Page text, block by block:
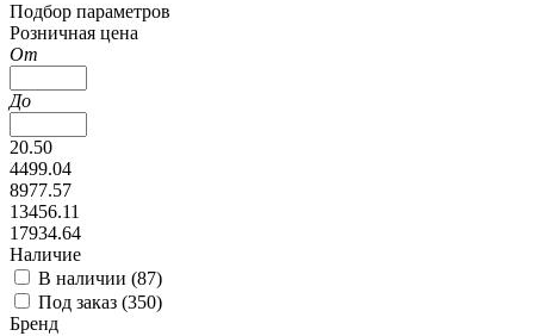
Подбор параметров
Розничная цена
От
До
20.50
4499.04
8977.57
13456.11
17934.64
Наличие
В наличии (87)
Под заказ (350)
Бренд